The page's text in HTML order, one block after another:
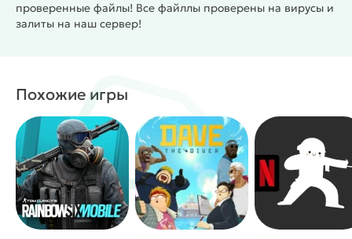
вызовам и быстрым реакциям в бою
Badtime-режим— экстремальное испытание для
Однопользовательские
проверенные файлы! Все файллы проверены на вирусы и
залиты на наш сервер!
Похожие игры